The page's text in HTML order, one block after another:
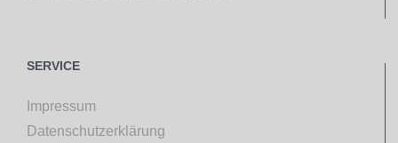
SERVICE
Impressum
Datenschutzerklärung